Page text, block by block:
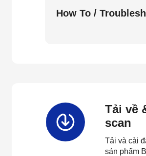
How To /
Tải về
scan
Tải và cài
sản phẩm